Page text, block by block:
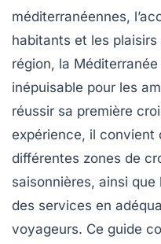
méditerranéennes,
habitants et les
région, la
inépuisable pour les
réussir sa première
expérience, il convient
différentes zones de
saisonnières, ainsi
des services en
voyageurs. Ce guide